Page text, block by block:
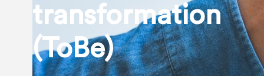
transformation
(ToBe)